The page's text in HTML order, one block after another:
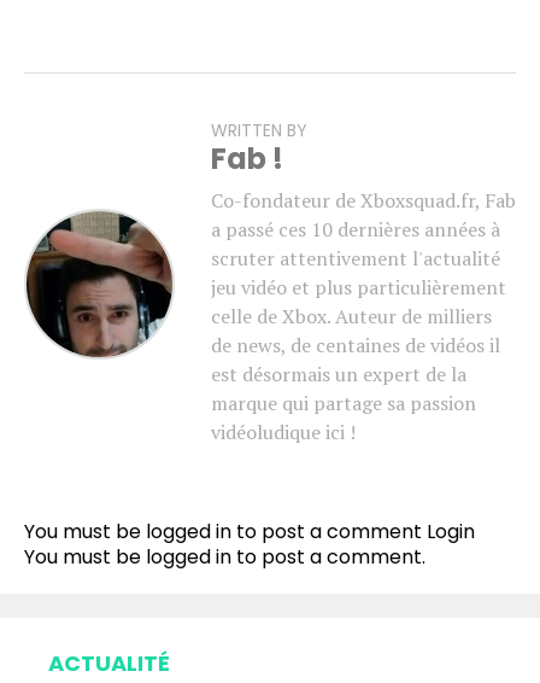
WRITTEN BY
Fab !
Co-fondateur de Xboxsquad.fr, Fab
a passé ces 10 dernières années à
scruter attentivement l'actualité
jeu vidéo et plus particulièrement
celle de Xbox. Auteur de milliers
de news, de centaines de vidéos il
est désormais un expert de la
marque qui partage sa passion
vidéoludique ici !
You must be logged in to post a comment Login
You must be logged in to post a comment.
ACTUALITÉ